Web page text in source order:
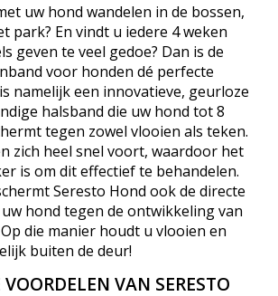
uw hond wandelen in de bossen,
park? En vindt u iedere 4 weken
geven te veel gedoe? Dan is de
voor honden dé perfecte
namelijk een innovatieve, geurloze
halsband die uw hond tot 8
tegen zowel vlooien als teken.
zich heel snel voort, waardoor het
is om dit effectief te behandelen.
Seresto Hond ook de directe
hond tegen de ontwikkeling van
die manier houdt u vlooien en
buiten de deur!
VAN SERESTO